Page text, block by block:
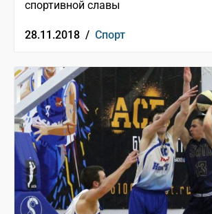
спортивной славы
28.11.2018 / Спорт